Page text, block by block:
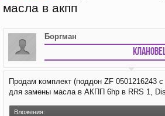
масла в акпп
Боргман
Продам комплект (поддон ZF 0501216243
для замены масла в АКПП 6hp в RRS 1,
Вложения: